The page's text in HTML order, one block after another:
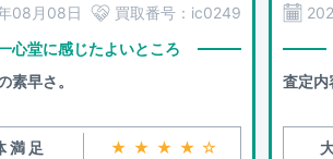
08月08日
買取番号： ic0249
心堂に感じたよいところ
素早さ。
満足 ★★★★☆
査定内